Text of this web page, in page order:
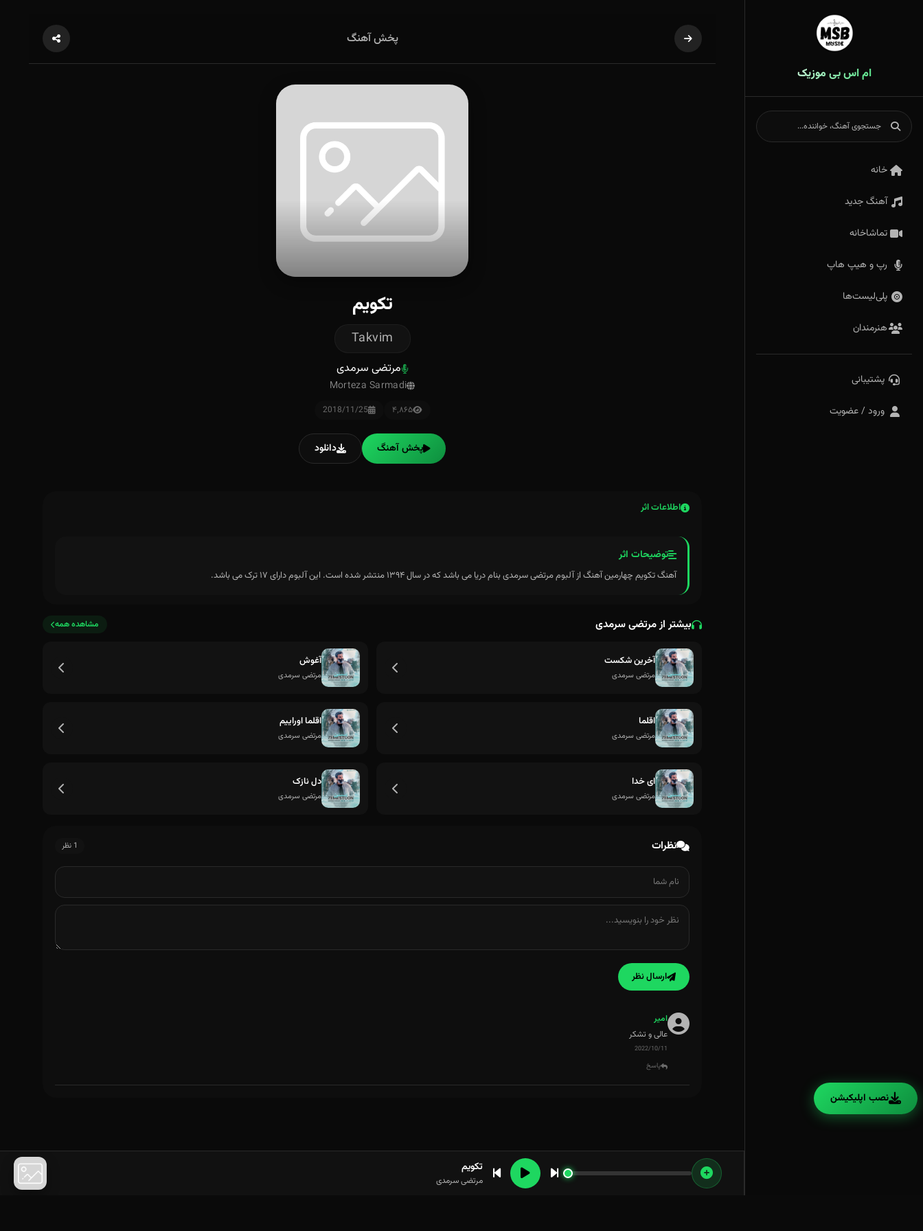
ام اس بی موزیک
خانه
آهنگ جدید
تماشاخانه
رپ و هیپ هاپ
پلی‌لیست‌ها
هنرمندان
پشتیبانی
ورود / عضویت
پخش آهنگ
تکویم
Takvim
مرتضی سرمدی
Morteza Sarmadi
۴٬۸۶۵ 2018/11/25
پخش آهنگ دانلود
اطلاعات اثر
توضیحات اثر
آهنگ تکویم چهارمین آهنگ از آلبوم مرتضی سرمدی بنام دریا می باشد که در سال ۱۳۹۴ منتشر شده است. این آلبوم دارای ۱۷ ترک می باشد.
بیشتر از مرتضی سرمدی مشاهده همه
آخرین شکست
مرتضی سرمدی
آغوش
مرتضی سرمدی
اقلما
مرتضی سرمدی
اقلما اوراییم
مرتضی سرمدی
ای خدا
مرتضی سرمدی
دل نازک
مرتضی سرمدی
نظرات 1 نظر
ارسال نظر
امیر
عالی و تشکر
2022/10/11
پاسخ
تکویم
مرتضی سرمدی
نصب اپلیکیشن